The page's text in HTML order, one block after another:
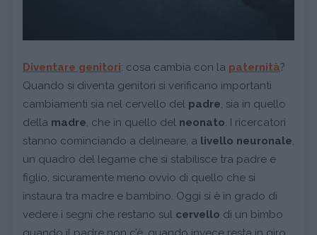
Diventare genitori: cosa cambia con la paternità?
Quando si diventa genitori si verificano importanti
cambiamenti sia nel cervello del padre, sia in quello
della madre, che in quello del neonato. I ricercatori
stanno cominciando a delineare, a livello neuronale,
un quadro del legame che si stabilisce tra padre e
figlio, sicuramente meno ovvio di quello che si
instaura tra madre e bambino. Oggi si è in grado di
vedere i segni che restano sul cervello di un bimbo